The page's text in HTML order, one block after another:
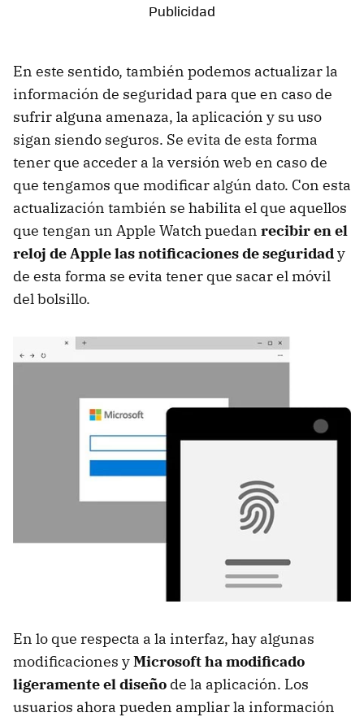
En este sentido, también podemos actualizar la
información de seguridad para que en caso de
sufrir alguna amenaza, la aplicación y su uso
sigan siendo seguros. Se evita de esta forma
tener que acceder a la versión web en caso de
que tengamos que modificar algún dato. Con esta
actualización también se habilita el que aquellos
que tengan un Apple Watch puedan recibir en el
reloj de Apple las notificaciones de seguridady
de esta forma se evita tener que sacar el móvil
del bolsillo.
En lo que respecta a la interfaz, hay algunas
modificaciones yMicrosoft ha modificado
ligeramente el diseño de la aplicación. Los
usuarios ahora pueden ampliar la información